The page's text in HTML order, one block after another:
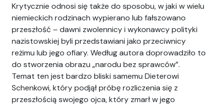
Krytycznie odnosi się także do sposobu, w jaki w wielu
niemieckich rodzinach wypierano lub fałszowano
przeszłość – dawni zwolennicy i wykonawcy polityki
nazistowskiej byli przedstawiani jako przeciwnicy
reżimu lub jego ofiary. Według autora doprowadziło to
do stworzenia obrazu „narodu bez sprawców”.
Temat ten jest bardzo bliski samemu Dieterowi
Schenkowi, który podjął próbę rozliczenia się z
przeszłością swojego ojca, który zmarł w jego